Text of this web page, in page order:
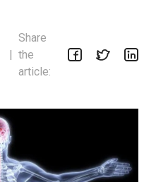
|
Share
the
article: